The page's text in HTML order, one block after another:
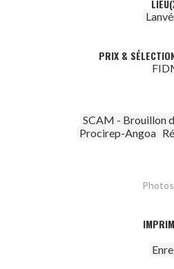
PRIX &
SCAM - Brouillon
Procirep-Angoa